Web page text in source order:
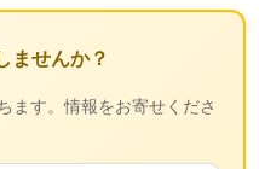
ませんか？
ます。情報をお寄せくださ